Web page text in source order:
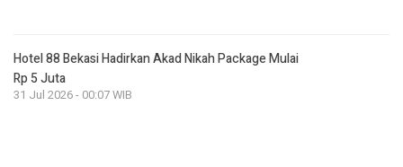
Hotel 88 Bekasi Hadirkan Akad Nikah Package Mulai
Rp 5 Juta
31 Jul 2026 - 00:07 WIB